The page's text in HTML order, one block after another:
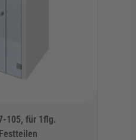
105, für 1flg.